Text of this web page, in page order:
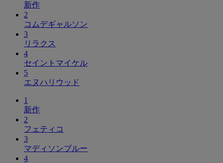
新作
2
コムデギャルソン
3
リラクス
4
セイントマイケル
5
エヌハリウッド
1
新作
2
フェティコ
3
マディソンブルー
4